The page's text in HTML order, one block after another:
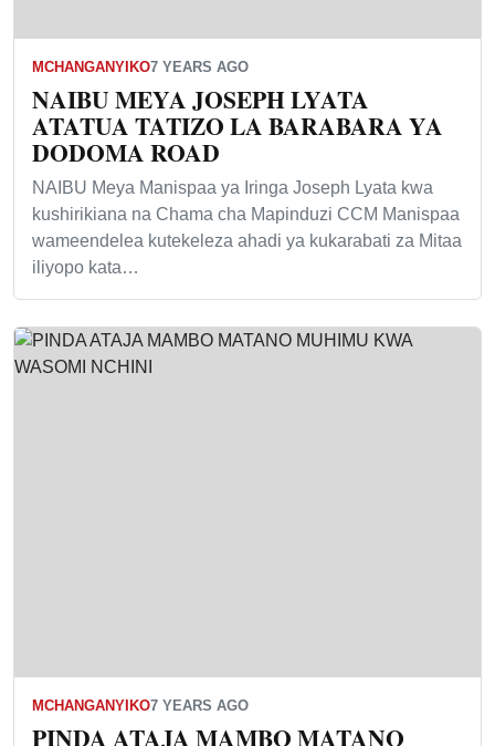
MCHANGANYIKO7 YEARS AGO
NAIBU MEYA JOSEPH LYATA
ATATUA TATIZO LA BARABARA YA
DODOMA ROAD
NAIBU Meya Manispaa ya Iringa Joseph Lyata kwa
kushirikiana na Chama cha Mapinduzi CCM Manispaa
wameendelea kutekeleza ahadi ya kukarabati za Mitaa
iliyopo kata…
MCHANGANYIKO7 YEARS AGO
PINDA ATAJA MAMBO MATANO